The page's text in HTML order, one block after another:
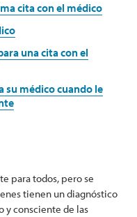
cita con el médico
una cita con el
su médico cuando le
para todos, pero se
tienen un diagnóstico
y consciente de las